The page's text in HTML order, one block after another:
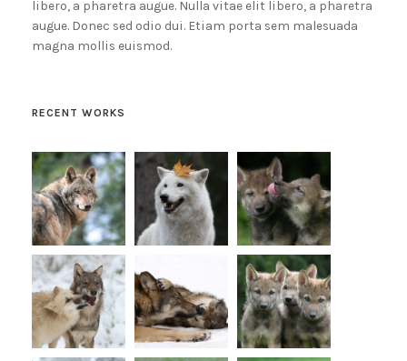
libero, a pharetra augue. Nulla vitae elit libero, a pharetra
augue. Donec sed odio dui. Etiam porta sem malesuada
magna mollis euismod.
RECENT WORKS